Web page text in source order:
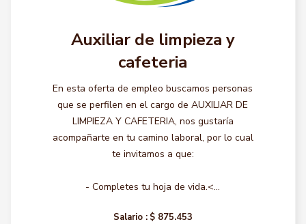
Auxiliar de limpieza y
cafeteria
En esta oferta de empleo buscamos personas
que se perfilen en el cargo de AUXILIAR DE
LIMPIEZA Y CAFETERIA, nos gustaría
acompañarte en tu camino laboral, por lo cual
te invitamos a que:
- Completes tu hoja de vida.<...
Salario : $ 875.453